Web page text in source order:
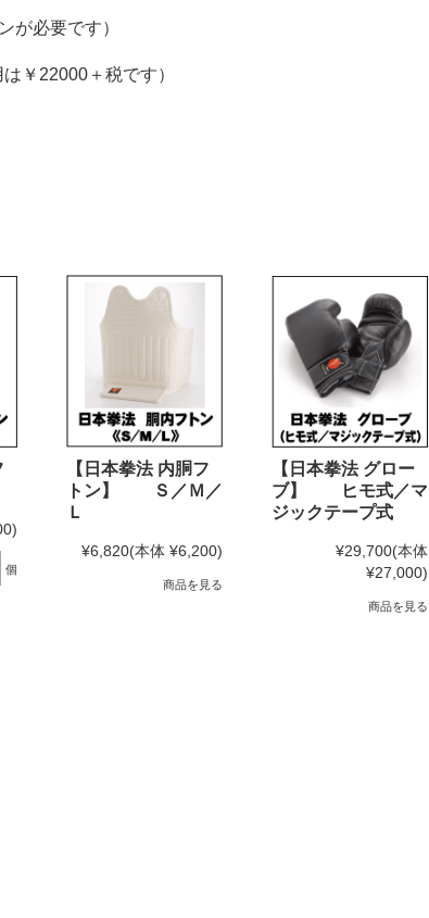
が必要です）
22000＋税です）
個
【日本拳法 内胴フ
トン】 Ｓ／Ｍ／
Ｌ
¥6,820(本体 ¥6,200)
商品を見る
【日本拳法 グロー
ブ】 ヒモ式／マ
ジックテープ式
¥29,700(本体
¥27,000)
商品を見る